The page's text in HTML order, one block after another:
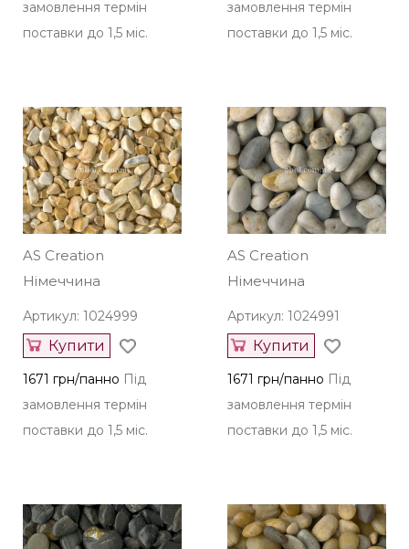
замовлення термін
поставки до 1,5 міс.
замовлення термін
поставки до 1,5 міс.
AS Creation
Німеччина
Артикул: 1024999
Купити
1671 грн/панно Під
замовлення термін
поставки до 1,5 міс.
AS Creation
Німеччина
Артикул: 1024991
Купити
1671 грн/панно Під
замовлення термін
поставки до 1,5 міс.